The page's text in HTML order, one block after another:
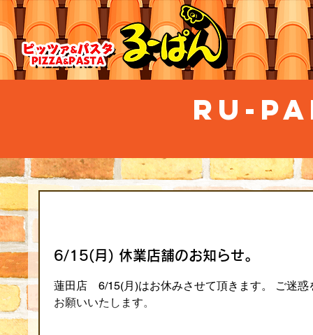
RU-
6/15(月) 休業店舗のお知らせ。
蓮田店 6/15(月)はお休みさせて頂きます。 ご迷
お願いいたします。